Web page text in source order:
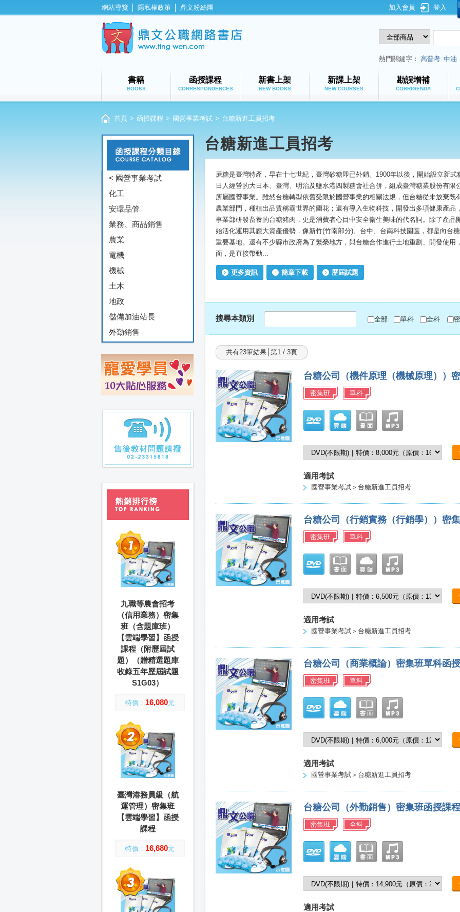
網站導覽 隱私權政策 鼎文粉絲團 登入
加入會員
鼎文公職網路書店
熱門關鍵字： 高普考 中油
書籍
BOOKS
函授課程
CORRESPONDENCES
新書上架
NEW BOOKS
新課上架
NEW COURSES
勘誤增補
CORRIGENDA
首頁 > 函授課程 > 國營事業考試 > 台糖新進工員招考
< 國營事業考試
化工
安環品管
業務、商品銷售
農業
電機
機械
土木
地政
儲備加油站長
外勤銷售
九職等農會招考
（信用業務）密集
班（含題庫班）
【雲端學習】函授
課程（附歷屆試
題）（贈精選題庫
收錄五年歷屆試題
S1G03）
特價： 16,080元
臺灣港務員級（航
運管理）密集班
【雲端學習】函授
課程
特價： 16,680元
台糖新進工員招考
蔗糖是臺灣特產，早在十七世紀，臺灣砂糖即已外銷。1900年以後，開始設立新
日人經營的大日本、臺灣、明治及鹽水港四製糖會社合併，組成臺灣糖業股份有限
所屬國營事業。雖然台糖轉型依舊受限於國營事業的相關法規，但台糖從未放棄既
農業部門，種植出品質稱霸世界的蘭花；還有導入生物科技，開發出多項健康產品
事業部研發畜養的台糖豬肉，更是消費者心目中安全衛生美味的代名詞。除了產品
始活化運用其龐大資產優勢，像新竹(竹南部分)、台中、台南科技園區，都是向台
重要基地。還有不少縣市政府為了繁榮地方，與台糖合作進行土地重劃、開發使用
面，是直接帶動...
更多資訊 簡章下載 歷屆試題
搜尋本類別 全部 單科 全科
共有23筆結果│第1 / 3頁
台糖公司（機件原理（機械原理））
密集班 單科
適用考試
國營事業考試＞台糖新進工員招考
台糖公司（行銷實務（行銷學））密
密集班 單科
適用考試
國營事業考試＞台糖新進工員招考
台糖公司（商業概論）密集班單科函
密集班 單科
適用考試
國營事業考試＞台糖新進工員招考
台糖公司（外勤銷售）密集班函授課程
密集班 全科
適用考試